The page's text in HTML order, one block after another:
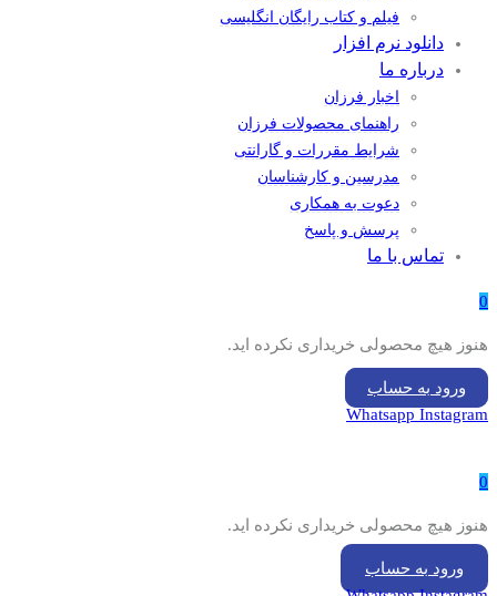
فیلم و کتاب رایگان انگلیسی
دانلود نرم افزار
درباره ما
اخبار فرزان
راهنمای محصولات فرزان
شرایط مقررات و گارانتی
مدرسین و کارشناسان
دعوت به همکاری
پرسش و پاسخ
تماس با ما
0
هنوز هیچ محصولی خریداری نکرده اید.
ورود به حساب
Whatsapp Instagram
0
هنوز هیچ محصولی خریداری نکرده اید.
ورود به حساب